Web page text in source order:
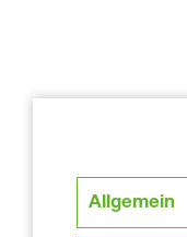
Allgemein